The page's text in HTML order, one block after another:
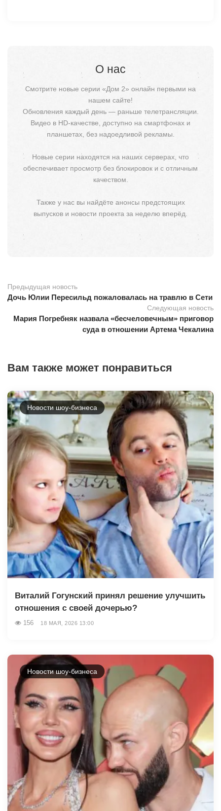
О нас
Смотрите новые серии «Дом 2» онлайн первыми на
нашем сайте!
Обновления каждый день — раньше телетрансляции.
Видео в HD-качестве, доступно на смартфонах и
планшетах, без надоедливой рекламы.
Новые серии находятся на наших серверах, что
обеспечивает просмотр без блокировок и с отличным
качеством.
Также у нас вы найдёте анонсы предстоящих
выпусков и новости проекта за неделю вперёд.
Предыдущая новость
Дочь Юлии Пересильд пожаловалась на травлю в Сети
Следующая новость
Мария Погребняк назвала «бесчеловечным» приговор
суда в отношении Артема Чекалина
Вам также может понравиться
Новости шоу-бизнеса
Виталий Гогунский принял решение улучшить
отношения с своей дочерью?
156 18 МАЯ, 2026 13:00
Новости шоу-бизнеса